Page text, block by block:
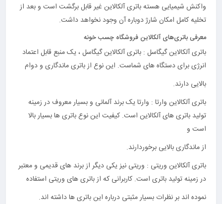
واکنش شیمیایی هسته باتری آلکالاین غیر قابل برگشت است و بعد از
تخلیه کامل امکان شارژ دوباره آن وجود نخواهد داشت.
معرفی باتری‌های آلکالاین فروشگاه چسب خونه
باتری آلکالاین گیگاسل : باتری آلکالاین گیگاسل ، یک منبع قابل اعتماد
انرژی برای دستگاه های شماست. این نوع از باتری ماندگاری و دوام
بالایی دارند.
باتری آلکالاین وارتا : وارتا یک برند آلمانی و بسیار معروف در زمینه
تولید باتری های آلکالاین است. کیفیت این نوع باتری ها بسیار بالا
است و
از ماندگاری بالایی برخوردارند.
باتری آلکالاین وریتی : وریتی نیز یکی دیگر از برند های قدیمی و معتبر
در زمینه تولید باتری است. کاربرانی که از باتری های وریتی استفاده
نموده اند بر نظرات بسیار مثبتی درباره این باتری ها داشته اند.